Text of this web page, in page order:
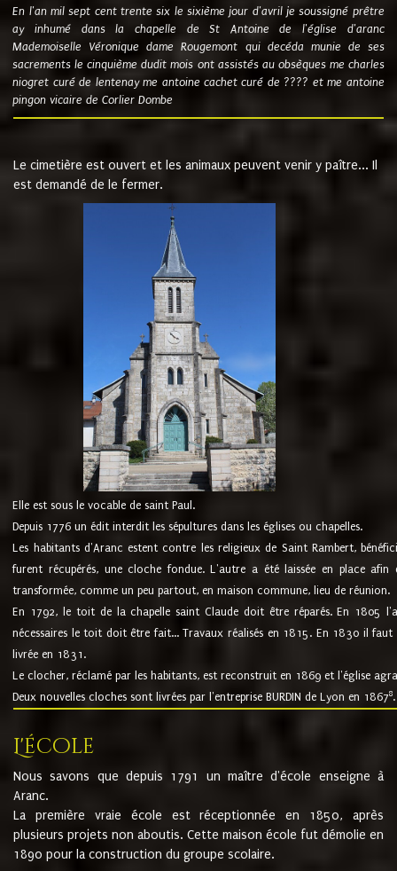
En l'an mil sept cent trente six le sixième jour d'avril je soussigné prêtre
ay inhumé dans la chapelle de St Antoine de l'église d'aranc
Mademoiselle Véronique dame Rougemont qui decéda munie de ses
sacrements le cinquième dudit mois ont assistés au obsèques me charles
niogret curé de lentenay me antoine cachet curé de ???? et me antoine
pingon vicaire de Corlier Dombe
Le cimetière est ouvert et les animaux peuvent venir y paître... Il
est demandé de le fermer.
Elle est sous le vocable de saint Paul.
Depuis 1776 un édit interdit les sépultures dans les églises ou chapelles.
Les habitants d'Aranc estent contre les religieux de Saint Rambert,
furent récupérés, une cloche fondue. L'autre a été laissée en place
transformée, comme un peu partout, en maison commune, lieu de réunion.
En 1792, le toit de la chapelle saint Claude doit être réparés. En 1805
nécessaires le toit doit être fait... Travaux réalisés en 1815. En 1830 il
livrée en 1831.
Le clocher, réclamé par les habitants, est reconstruit en 1869 et l'église
Deux nouvelles cloches sont livrées par l'entreprise BURDIN de Lyon en 18678.
L'école
Nous savons que depuis 1791 un maître d'école enseigne à
Aranc.
La première vraie école est réceptionnée en 1850, après
plusieurs projets non aboutis. Cette maison école fut démolie en
1890 pour la construction du groupe scolaire.